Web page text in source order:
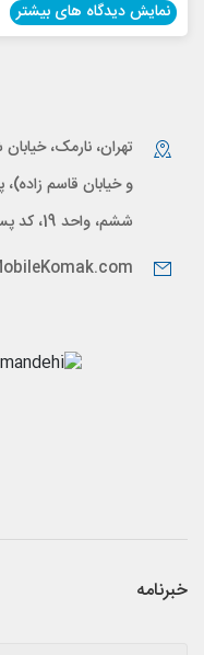
نمایش دیدگاه های بیشتر
تهران، نارمک،
ششم، واحد 19، کد پستی: 1646668634
خبرنامه